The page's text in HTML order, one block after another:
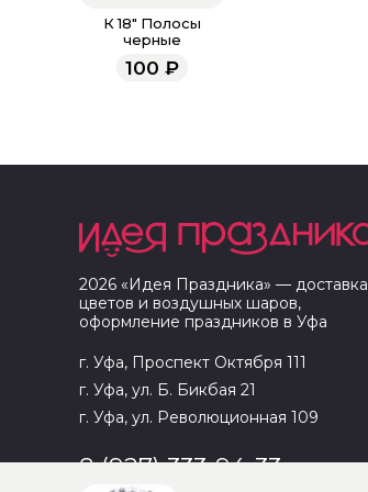
К 18" Полосы
черные
100 ₽
2026 «Идея Праздника» — доставка
цветов и воздушных шаров,
оформление праздников в Уфа
г. Уфа, Проспект Октября 111
г. Уфа, ул. Б. Бикбая 21
г. Уфа, ул. Революционная 109
8 (927) 333-94-33